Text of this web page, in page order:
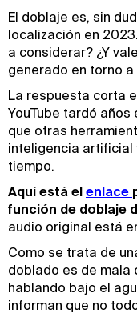
El doblaje es, sin
localización en
a considerar? ¿Y
generado en torno a
La respuesta corta
YouTube tardó
que otras
inteligencia artificial
tiempo.
Aquí está el enlace
función de doblaje
audio original está
Como se trata de
doblado es de mala
hablando bajo el
informan que no